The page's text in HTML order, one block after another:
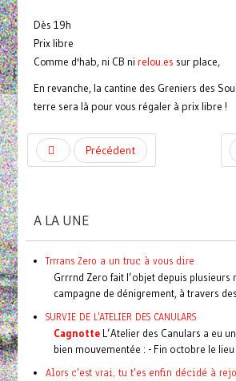
Dès 19h
Prix libre
Comme d'hab, ni CB ni relou.es sur place,
En revanche, la cantine des Greniers des
terre sera là pour vous régaler à prix libre !
Précédent
A LA UNE
Trrrans Zero a un truc à vous dire
Grrrnd Zero fait l’objet depuis plusieurs
campagne de dénigrement, à travers des
SURVIE DE L'ATELIER DES CANULARS
CagnotteL’Atelier des Canulars a eu
bien mouvementée : - Fin octobre le lieu
Alors c'est vrai, tu t'es enfin décidé à